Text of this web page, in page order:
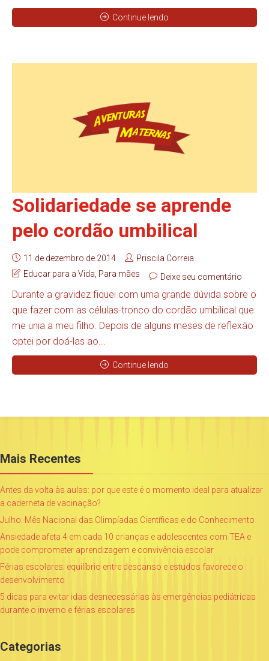
Continue lendo
Solidariedade se aprende
pelo cordão umbilical
11 de dezembro de 2014
Priscila Correia
Educar para a Vida Para mães Deixe seu comentário
Durante a gravidez fiquei com uma grande dúvida sobre o
que fazer com as células-tronco do cordão umbilical que
me unia a meu filho. Depois de alguns meses de reflexão
optei por doá-las ao...
Continue lendo
Mais Recentes
Antes da volta às aulas: por que este é o momento ideal para atualizar
a caderneta de vacinação?
Julho: Mês Nacional das Olimpíadas Científicas e do Conhecimento
Ansiedade afeta 4 em cada 10 crianças e adolescentes com TEA e
pode comprometer aprendizagem e convivência escolar
Férias escolares: equilíbrio entre descanso e estudos favorece o
desenvolvimento
5 dicas para evitar idas desnecessárias às emergências pediátricas
durante o inverno e férias escolares
Categorias